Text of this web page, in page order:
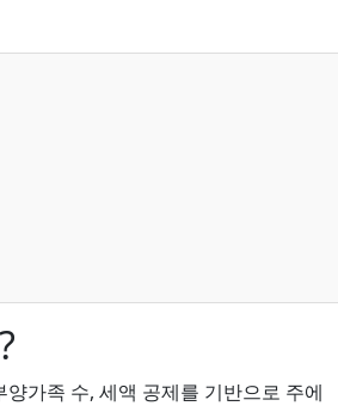
가족 수, 세액 공제를 기반으로 주에